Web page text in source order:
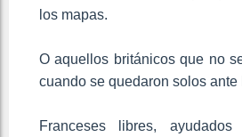
los mapas.
O aquellos británicos que no
cuando se quedaron solos ante
Franceses libres, ayudados